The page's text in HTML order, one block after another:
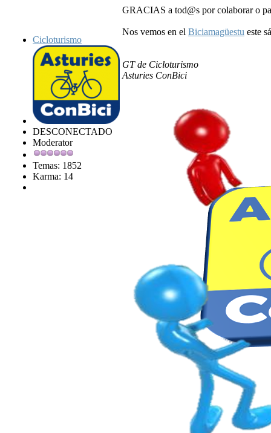
Cicloturismo
DESCONECTADO
Moderator
Temas: 1852
Karma: 14
GRACIAS a tod@s por colaborar o
Nos vemos en el Biciamagüestu este
GT de Cicloturismo
Asturies ConBici